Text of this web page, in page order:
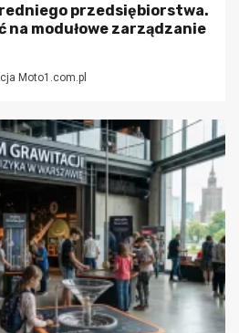
przedsiębiorstwa.
modułowe zarządzanie
Moto1.com.pl